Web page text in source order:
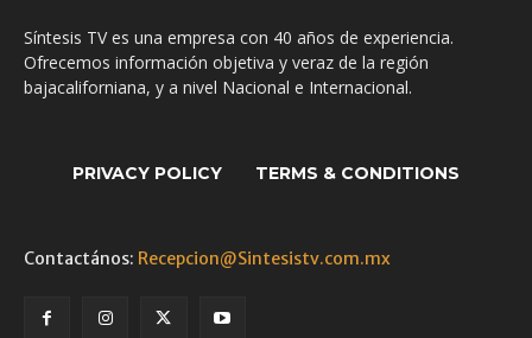
Síntesis TV es una empresa con 40 años de experiencia.
Ofrecemos información objetiva y veraz de la región
bajacaliforniana, y a nivel Nacional e Internacional.
PRIVACY POLICY TERMS & CONDITIONS
Contactános: Recepcion@Sintesistv.com.mx